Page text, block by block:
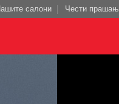
салони Чести